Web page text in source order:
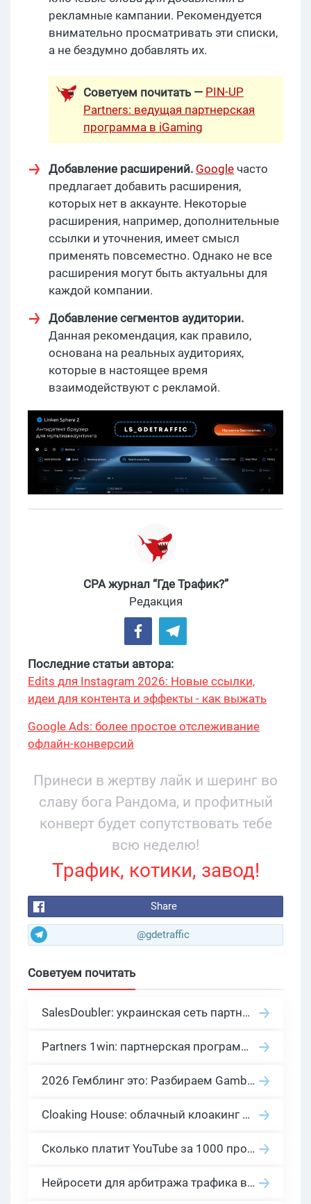
рекламные кампании. Рекомендуется
внимательно просматривать эти списки,
а не бездумно добавлять их.
Советуем почитать — PIN-UP
Partners: ведущая партнерская
программа в iGaming
Добавление расширений. Google часто
предлагает добавить расширения,
которых нет в аккаунте. Некоторые
расширения, например, дополнительные
ссылки и уточнения, имеет смысл
применять повсеместно. Однако не все
расширения могут быть актуальны для
каждой компании.
Добавление сегментов аудитории.
Данная рекомендация, как правило,
основана на реальных аудиториях,
которые в настоящее время
взаимодействуют с рекламой.
CPA журнал “Где Трафик?”
Редакция
Последние статьи автора:
Edits для Instagram 2026: Новые ссылки,
идеи для контента и эффекты - как выжать
Google Ads: более простое отслеживание
офлайн-конверсий
Принеси в жертву лайк и шеринг во
славу бога Рандома, и профитный
конверт будет сопутствовать тебе
всю неделю!
Трафик, котики, завод!
Share
@gdetraffic
Советуем почитать
SalesDoubler: украинская сеть партнерских программ с оплатой за действие
Partners 1win: партнерская программа казино в нише гемблинг арбитраж
2026 Гемблинг это: Разбираем Gambling вертикаль, и все что связано с гемблинг и беттинг офферами
Cloaking House: облачный клоакинг для фильтрации ботов FB и Google Ads — гайд PHP-интеграции 2026
Сколько платит YouTube за 1000 просмотров в 2026: реальные цифры от 0.5 до 36 USD по ГЕО
Нейросети для арбитража трафика в 2026: инструменты, кейсы и AI-медиабайеры